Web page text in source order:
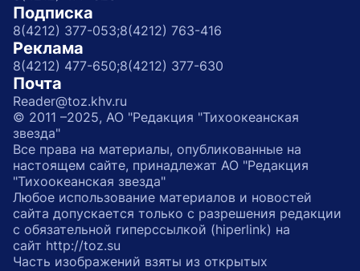
Подписка
8(4212) 377-053;8(4212) 763-416
Реклама
8(4212) 477-650;8(4212) 377-630
Почта
Reader@toz.khv.ru
© 2011 –2025, АО "Редакция "Тихоокеанская
звезда"
Все права на материалы, опубликованные на
настоящем сайте, принадлежат АО "Редакция
"Тихоокеанская звезда"
Любое использование материалов и новостей
сайта допускается только с разрешения редакции
с обязательной гиперссылкой (hiperlink) на
сайт http://toz.su
Часть изображений взяты из открытых